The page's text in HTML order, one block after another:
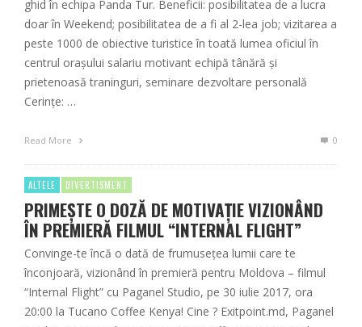
ghid în echipa Panda Tur. Beneficii: posibilitatea de a lucra
doar în Weekend; posibilitatea de a fi al 2-lea job; vizitarea a
peste 1000 de obiective turistice în toată lumea oficiul în
centrul orașului salariu motivant echipă tânără și
prietenoasă traninguri, seminare dezvoltare personală
Cerințe: …
Read More 0
ALTELE DIVERTISMENT
PRIMEȘTE O DOZĂ DE MOTIVAȚIE VIZIONÂND
ÎN PREMIERĂ FILMUL “INTERNAL FLIGHT”
Convinge-te încă o dată de frumusețea lumii care te
înconjoară, vizionând în premieră pentru Moldova – filmul
“Internal Flight” cu Paganel Studio, pe 30 iulie 2017, ora
20:00 la Tucano Coffee Kenya! Cine ? Exitpoint.md, Paganel